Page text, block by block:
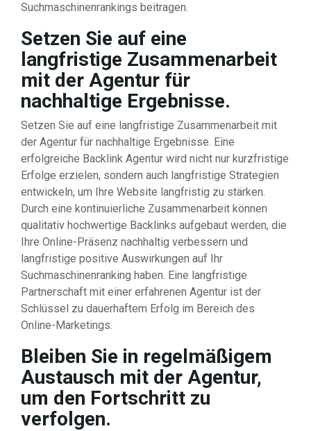
Suchmaschinenrankings beitragen.
Setzen Sie auf eine
langfristige Zusammenarbeit
mit der Agentur für
nachhaltige Ergebnisse.
Setzen Sie auf eine langfristige Zusammenarbeit mit
der Agentur für nachhaltige Ergebnisse. Eine
erfolgreiche Backlink Agentur wird nicht nur kurzfristige
Erfolge erzielen, sondern auch langfristige Strategien
entwickeln, um Ihre Website langfristig zu stärken.
Durch eine kontinuierliche Zusammenarbeit können
qualitativ hochwertige Backlinks aufgebaut werden, die
Ihre Online-Präsenz nachhaltig verbessern und
langfristige positive Auswirkungen auf Ihr
Suchmaschinenranking haben. Eine langfristige
Partnerschaft mit einer erfahrenen Agentur ist der
Schlüssel zu dauerhaftem Erfolg im Bereich des
Online-Marketings.
Bleiben Sie in regelmäßigem
Austausch mit der Agentur,
um den Fortschritt zu
verfolgen.